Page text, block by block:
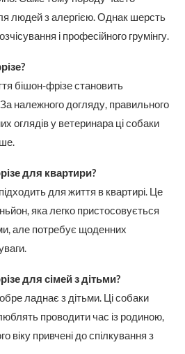
людей з алергією. Однак шерсть
і професійного грумінгу.
бішон-фрізе становить
належного догляду, правильного
оглядів у ветеринара ці собаки
для квартири?
для життя в квартирі. Це
яка легко пристосовується
але потребує щоденних
для сімей з дітьми?
ладнає з дітьми. Ці собаки
проводити час із родиною,
віку привчені до спілкування з